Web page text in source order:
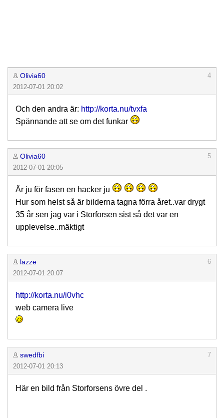
Olivia60
4
2012-07-01 20:02
Och den andra är: http://korta.nu/tvxfa
Spännande att se om det funkar
Olivia60
5
2012-07-01 20:05
Är ju för fasen en hacker ju
Hur som helst så är bilderna tagna förra året..var drygt
35 år sen jag var i Storforsen sist så det var en
upplevelse..mäktigt
lazze
6
2012-07-01 20:07
http://korta.nu/i0vhc
web camera live
swedfbi
7
2012-07-01 20:13
Här en bild från Storforsens övre del .